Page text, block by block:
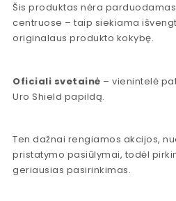
Šis produktas nėra
centruose – taip siekiama
originalaus produkto kokybę.
Oficiali svetainė – vienintelė
Uro Shield papildą.
Ten dažnai rengiamos akcijos,
pristatymo pasiūlymai, todėl
geriausias pasirinkimas.